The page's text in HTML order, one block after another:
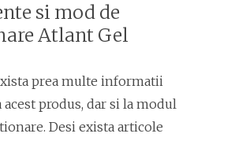
si mod de
Atlant Gel
prea multe informatii
produs, dar si la modul
Desi exista articole